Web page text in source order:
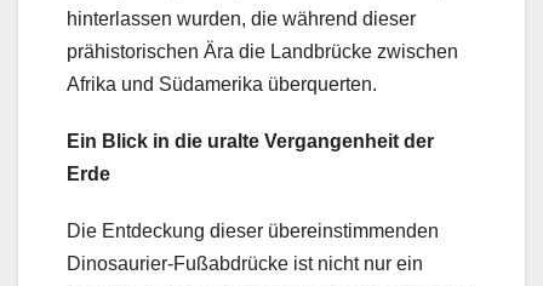
hinterlassen wurden, die während dieser
prähistorischen Ära die Landbrücke zwischen
Afrika und Südamerika überquerten.
Ein Blick in die uralte Vergangenheit der
Erde
Die Entdeckung dieser übereinstimmenden
Dinosaurier-Fußabdrücke ist nicht nur ein